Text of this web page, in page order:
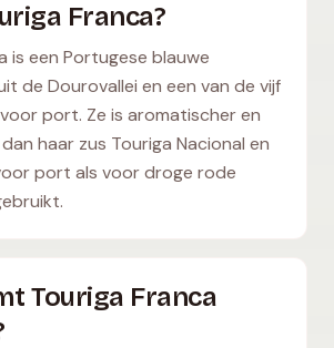
Franca?
is een Portugese blauwe
de Dourovallei en een van de vijf
port. Ze is aromatischer en
haar zus Touriga Nacional en
port als voor droge rode
Touriga Franca